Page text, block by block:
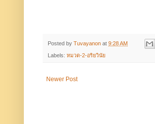
Posted by Tuvayanon at 9:28 AM
Labels: หมวด-2-อริยวินัย
Newer Post